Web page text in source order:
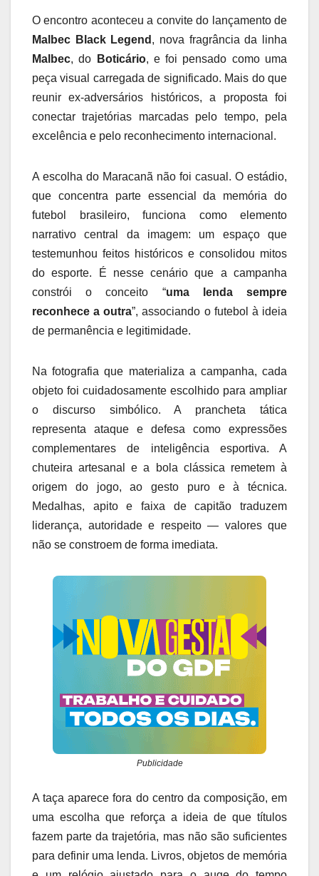
O encontro aconteceu a convite do lançamento de
Malbec Black Legend , nova fragrância da linha
Malbec, do Boticário, e foi pensado como uma
peça visual carregada de significado. Mais do que
reunir ex-adversários históricos, a proposta foi
conectar trajetórias marcadas pelo tempo, pela
excelência e pelo reconhecimento internacional.
A escolha do Maracanã não foi casual. O estádio,
que concentra parte essencial da memória do
futebol brasileiro, funciona como elemento
narrativo central da imagem: um espaço que
testemunhou feitos históricos e consolidou mitos
do esporte. É nesse cenário que a campanha
constrói o conceito “uma lenda sempre
reconhece a outra”, associando o futebol à ideia
de permanência e legitimidade.
Na fotografia que materializa a campanha, cada
objeto foi cuidadosamente escolhido para ampliar
o discurso simbólico. A prancheta tática
representa ataque e defesa como expressões
complementares de inteligência esportiva. A
chuteira artesanal e a bola clássica remetem à
origem do jogo, ao gesto puro e à técnica.
Medalhas, apito e faixa de capitão traduzem
liderança, autoridade e respeito — valores que
não se constroem de forma imediata.
Publicidade
A taça aparece fora do centro da composição, em
uma escolha que reforça a ideia de que títulos
fazem parte da trajetória, mas não são suficientes
para definir uma lenda. Livros, objetos de memória